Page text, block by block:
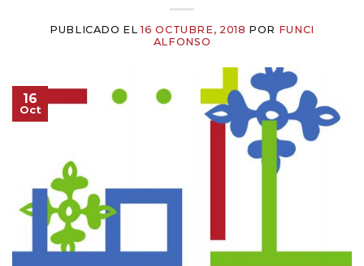
PUBLICADO EL16 OCTUBRE, 2018 POR FUNCI
ALFONSO
16
Oct